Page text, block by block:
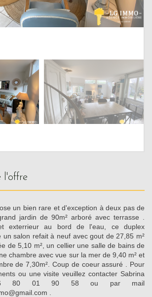
l'offre
un bien rare et d'exception à deux pas de
jardin de 90m² arboré avec terrasse .
exterrieur au bord de l'eau, ce duplex
un salon refait à neuf avec gout de 27,85 m²
de 5,10 m², un cellier une salle de bains de
chambre avec vue sur la mer de 9,40 m² et
de 7,30m². Coup de coeur assuré . Pour
ou une visite veuillez contacter Sabrina
80 01 90 58 ou par mail
.